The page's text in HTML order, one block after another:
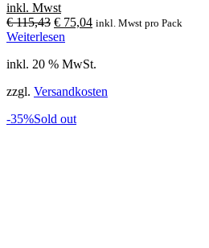
inkl. Mwst
€115,43 Ursprünglicher
Preis
€ 115,43
€ 75,04Aktueller
€ 75,04.
inkl. Mwst pro Pack
Weiterlesen
inkl. 20 % MwSt.
zzgl. Versandkosten
-35%Sold out